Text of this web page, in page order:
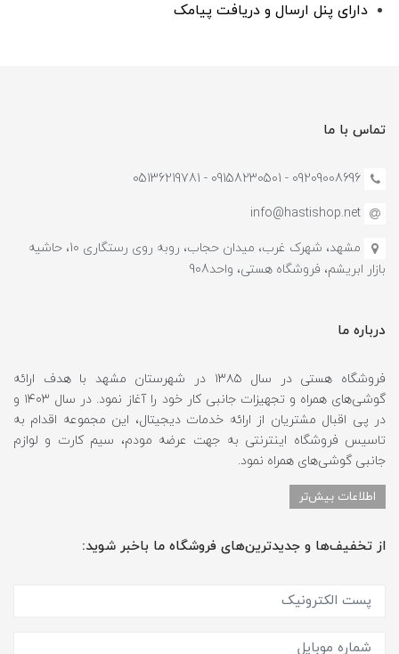
دارای پنل ارسال و دریافت پیامک
تماس با ما
09209008696 - 09158230501 - 05136219781
info@hastishop.net
مشهد، شهرک غرب، میدان حجاب، روبه روی رستگاری 10، حاشیه
بازار ابریشم، فروشگاه هستی، واحد908
درباره ما
فروشگاه هستی در سال ۱۳۸۵ در شهرستان مشهد با هدف ارائه
گوشی‌های همراه و تجهیزات جانبی کار خود را آغاز نمود. در سال ۱۴۰۳ و
در پی اقبال مشتریان از ارائه خدمات دیجیتال، این مجموعه اقدام به
تاسیس فروشگاه اینترنتی به جهت عرضه مودم، سیم کارت و لوازم
جانبی گوشی‌های همراه نمود.
اطلاعات بیش‌تر
از تخفیف‌ها و جدیدترین‌های فروشگاه ما باخبر شوید: